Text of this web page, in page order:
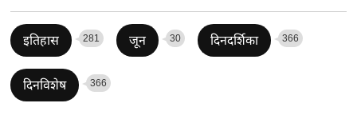
इतिहास 281 जून 30 दिनदर्शिका 366
दिनविशेष 366